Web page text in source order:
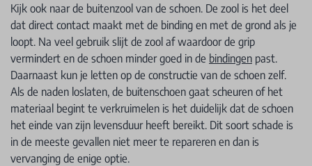
Kijk ook naar de buitenzool van de schoen. De zool is het deel
dat direct contact maakt met de binding en met de grond als je
loopt. Na veel gebruik slijt de zool af waardoor de grip
vermindert en de schoen minder goed in de bindingen past.
Daarnaast kun je letten op de constructie van de schoen zelf.
Als de naden loslaten, de buitenschoen gaat scheuren of het
materiaal begint te verkruimelen is het duidelijk dat de schoen
het einde van zijn levensduur heeft bereikt. Dit soort schade is
in de meeste gevallen niet meer te repareren en dan is
vervanging de enige optie.